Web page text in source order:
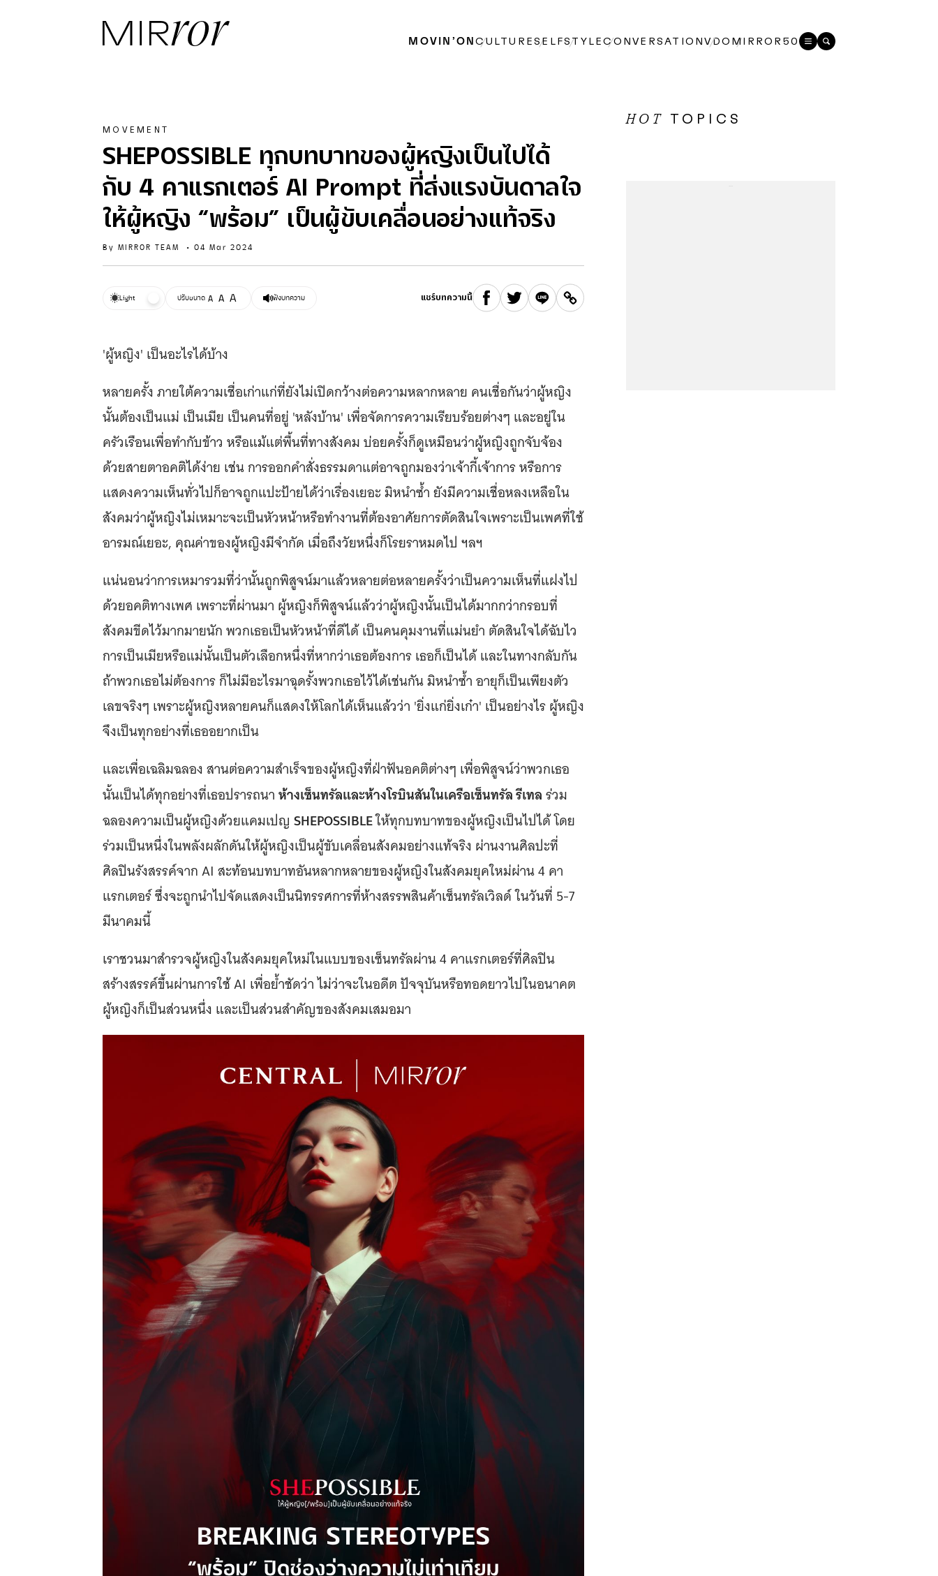
MOVIN’ONCULTURE SELFSTYLE VDO
CONVERSATION MIRROR50
MOVEMENT
SHEPOSSIBLE ทุกบทบาทของผู้หญิงเป็นไปได้
กับ 4 คาแรกเตอร์ AI Prompt ที่ส่งแรงบันดาลใจ
ให้ผู้หญิง “พร้อม” เป็นผู้ขับเคลื่อนอย่างแท้จริง
By MIRROR TEAM • 04 Mar 2024
Light ปรับขนาด A A A ฟังบทความ แชร์บทความนี้
'ผู้หญิง' เป็นอะไรได้บ้าง
หลายครั้ง ภายใต้ความเชื่อเก่าแก่ที่ยังไม่เปิดกว้างต่อความหลากหลาย คนเชื่อกันว่าผู้หญิง
นั้นต้องเป็นแม่ เป็นเมีย เป็นคนที่อยู่ 'หลังบ้าน' เพื่อจัดการความเรียบร้อยต่างๆ และอยู่ใน
ครัวเรือนเพื่อทำกับข้าว หรือแม้แต่พื้นที่ทางสังคม บ่อยครั้งก็ดูเหมือนว่าผู้หญิงถูกจับจ้อง
ด้วยสายตาอคติได้ง่าย เช่น การออกคำสั่งธรรมดาแต่อาจถูกมองว่าเจ้ากี้เจ้าการ หรือการ
แสดงความเห็นทั่วไปก็อาจถูกแปะป้ายได้ว่าเรื่องเยอะ มิหนำซ้ำ ยังมีความเชื่อหลงเหลือใน
สังคมว่าผู้หญิงไม่เหมาะจะเป็นหัวหน้าหรือทำงานที่ต้องอาศัยการตัดสินใจเพราะเป็นเพศที่ใช้
อารมณ์เยอะ, คุณค่าของผู้หญิงมีจำกัด เมื่อถึงวัยหนึ่งก็โรยราหมดไป ฯลฯ
แน่นอนว่าการเหมารวมที่ว่านั้นถูกพิสูจน์มาแล้วหลายต่อหลายครั้งว่าเป็นความเห็นที่แฝงไป
ด้วยอคติทางเพศ เพราะที่ผ่านมา ผู้หญิงก็พิสูจน์แล้วว่าผู้หญิงนั้นเป็นได้มากกว่ากรอบที่
สังคมขีดไว้มากมายนัก พวกเธอเป็นหัวหน้าที่ดีได้ เป็นคนคุมงานที่แม่นยำ ตัดสินใจได้ฉับไว
การเป็นเมียหรือแม่นั้นเป็นตัวเลือกหนึ่งที่หากว่าเธอต้องการ เธอก็เป็นได้ และในทางกลับกัน
ถ้าพวกเธอไม่ต้องการ ก็ไม่มีอะไรมาฉุดรั้งพวกเธอไว้ได้เช่นกัน มิหนำซ้ำ อายุก็เป็นเพียงตัว
เลขจริงๆ เพราะผู้หญิงหลายคนก็แสดงให้โลกได้เห็นแล้วว่า 'ยิ่งแก่ยิ่งเก๋า' เป็นอย่างไร ผู้หญิง
จึงเป็นทุกอย่างที่เธออยากเป็น
และเพื่อเฉลิมฉลอง สานต่อความสำเร็จของผู้หญิงที่ฝ่าฟันอคติต่างๆ เพื่อพิสูจน์ว่าพวกเธอ
นั้นเป็นได้ทุกอย่างที่เธอปรารถนาห้างเซ็นทรัลและห้างโรบินสันในเครือเซ็นทรัล รีเทลร่วม
ฉลองความเป็นผู้หญิงด้วยแคมเปญ SHEPOSSIBLEให้ทุกบทบาทของผู้หญิงเป็นไปได้ โดย
ร่วมเป็นหนึ่งในพลังผลักดันให้ผู้หญิงเป็นผู้ขับเคลื่อนสังคมอย่างแท้จริง ผ่านงานศิลปะที่
ศิลปินรังสรรค์จาก AI สะท้อนบทบาทอันหลากหลายของผู้หญิงในสังคมยุคใหม่ผ่าน 4 คา
แรกเตอร์ ซึ่งจะถูกนำไปจัดแสดงเป็นนิทรรศการที่ห้างสรรพสินค้าเซ็นทรัลเวิลด์ ในวันที่ 5-7
มีนาคมนี้
เราชวนมาสำรวจผู้หญิงในสังคมยุคใหม่ในแบบของเซ็นทรัลผ่าน 4 คาแรกเตอร์ที่ศิลปิน
สร้างสรรค์ขึ้นผ่านการใช้ AI เพื่อย้ำชัดว่า ไม่ว่าจะในอดีต ปัจจุบันหรือทอดยาวไปในอนาคต
ผู้หญิงก็เป็นส่วนหนึ่ง และเป็นส่วนสำคัญของสังคมเสมอมา
HOT TOPICS